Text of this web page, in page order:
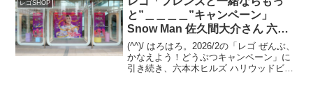
レゴSHOP
と”＿＿＿＿”キャンペーン」
Snow Man 佐久間大介さん 六本
木ヒルズ
(^^)/ はろはろ。2026/2の「レゴ ぜんぶ、
かなえよう！どうぶつキャンペーン」に
引き続き、六本木ヒルズ ハリウッドビュ